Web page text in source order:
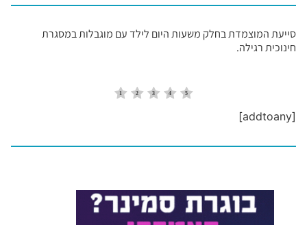
סייעת המוצמדת בחלק משעות היום לילד עם מוגבלות במסגרת
חינוכית רגילה.
[addtoany]